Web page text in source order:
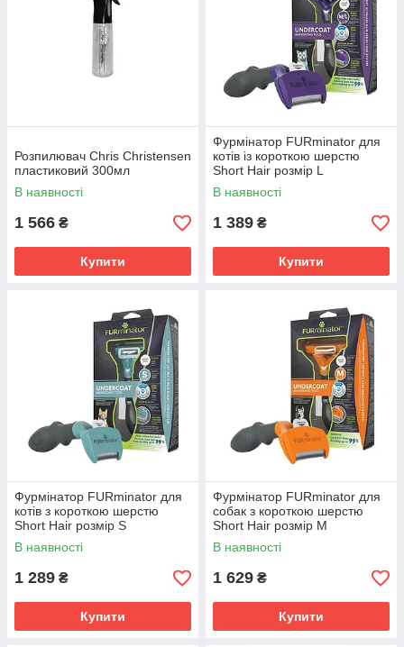
Розпилювач Chris Christensen
пластиковий 300мл
В наявності
1 566 ₴
Купити
Фурмінатор FURminator для
котів із короткою шерстю
Short Hair розмір L
В наявності
1 389 ₴
Купити
Фурмінатор FURminator для
котів з короткою шерстю
Short Hair розмір S
В наявності
1 289 ₴
Купити
Фурмінатор FURminator для
собак з короткою шерстю
Short Hair розмір М
В наявності
1 629 ₴
Купити